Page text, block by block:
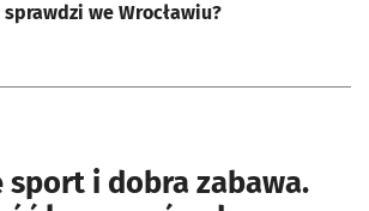
sprawdzi we Wrocławiu?
sport i dobra zabawa.